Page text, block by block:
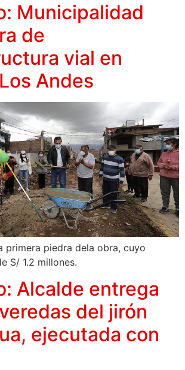
Municipalidad
de
vial en
Andes
primera piedra dela obra, cuyo
S/ 1.2 millones.
Alcalde entrega
del jirón
ejecutada con